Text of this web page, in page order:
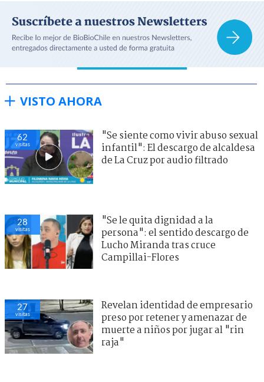
VISTO AHORA
62
visitas
"Se siente como vivir abuso sexual
infantil": El descargo de alcaldesa
de La Cruz por audio filtrado
28
visitas
"Se le quita dignidad a la
persona": el sentido descargo de
Lucho Miranda tras cruce
Campillai-Flores
27
visitas
Revelan identidad de empresario
preso por retener y amenazar de
muerte a niños por jugar al "rin
raja"